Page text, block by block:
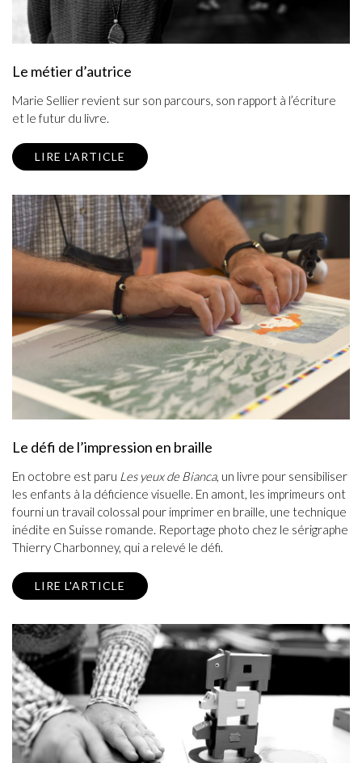
Le métier d’autrice
Marie Sellier revient sur son parcours, son rapport à l’écriture
et le futur du livre.
LIRE L'ARTICLE
Le défi de l’impression en braille
En octobre est paru Les yeux de Bianca, un livre pour sensibiliser
les enfants à la déficience visuelle. En amont, les imprimeurs ont
fourni un travail colossal pour imprimer en braille, une technique
inédite en Suisse romande. Reportage photo chez le sérigraphe
Thierry Charbonney, qui a relevé le défi.
LIRE L'ARTICLE